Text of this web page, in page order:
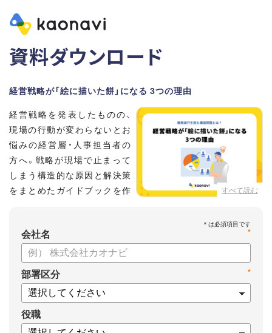
資料ダウンロード
経営戦略が「絵に描いた餅」になる 3つの理由
すべて読む
経営戦略を発表したものの、
現場の行動が変わらないとお
悩みの経営層・人事担当者の
方へ。戦略が現場で止まって
しまう構造的な原因と解決策
をまとめたガイドブックを作
本資料では、自律的に戦略を実行できる組織づくりのステップ
と、タレントマネジメントの視点から具体的なアプローチをお
届けします 。
【資料の内容】
・経営戦略が「絵に描いた餅」になる3つの理由
・人材の見える化や評価制度連動など、実務対応のポイント
・カオナビを活用した組織マネジメントの底上げ
*
会社名
*
部署区分
役職